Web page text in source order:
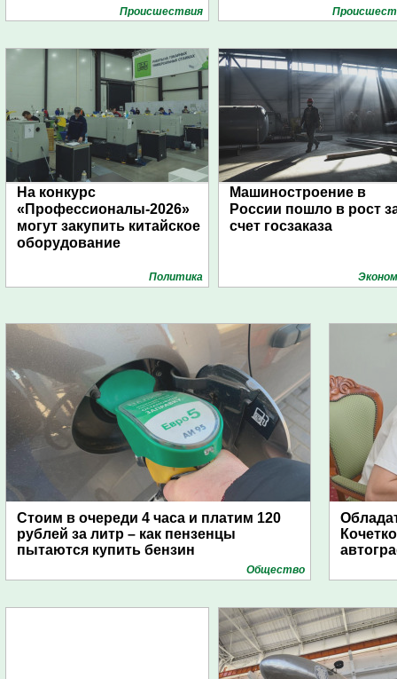
Проиcшествия
На конкурс
«Профессионалы-2026»
могут закупить китайское
оборудование
Политика
Машиностроение в
России пошло в рост
счет госзаказа
Стоим в очереди 4 часа и платим 120
рублей за литр – как пензенцы
пытаются купить бензин
Общество